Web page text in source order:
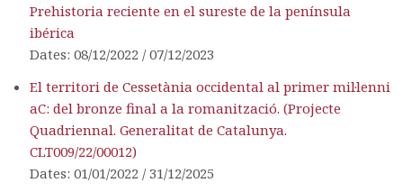
Prehistoria reciente en el sureste de la península
ibérica
Dates: 08/12/2022 / 07/12/2023
El territori de Cessetània occidental al primer mil·lenni
aC: del bronze final a la romanització. (Projecte
Quadriennal. Generalitat de Catalunya.
CLT009/22/00012)
Dates: 01/01/2022 / 31/12/2025